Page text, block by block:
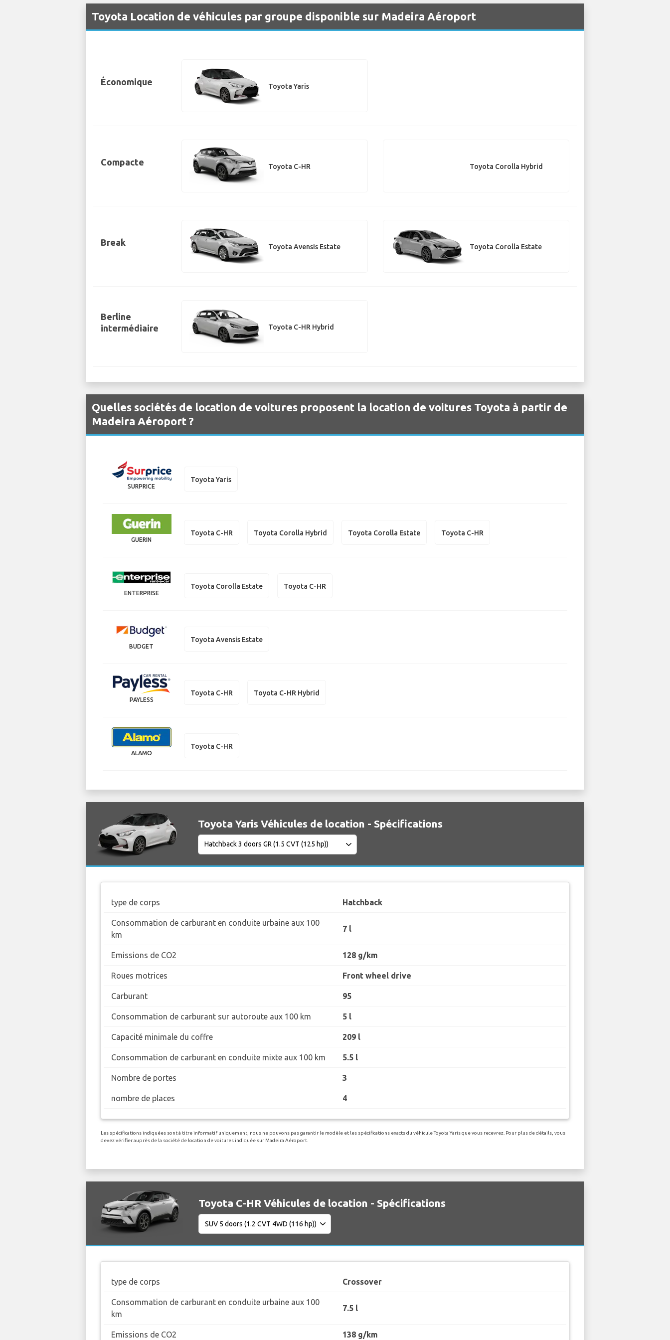
Toyota Location de véhicules par groupe disponible sur Madeira Aéroport
Économique Toyota Yaris
Compacte Toyota C-HR Toyota Corolla Hybrid
Break Toyota Avensis Estate Toyota Corolla Estate
Berline
intermédiaire
Toyota C-HR Hybrid
Quelles sociétés de location de voitures proposent la location de voitures Toyota à partir de
Madeira Aéroport ?
SURPRICE
Toyota Yaris
GUERIN
Toyota C-HR Toyota Corolla Hybrid Toyota Corolla Estate Toyota C-HR
ENTERPRISE
Toyota Corolla Estate Toyota C-HR
BUDGET
Toyota Avensis Estate
PAYLESS
Toyota C-HR Toyota C-HR Hybrid
ALAMO
Toyota C-HR
Toyota Yaris Véhicules de location - Spécifications
type de corps Hatchback
Consommation de carburant en conduite urbaine aux 100
km
7 l
Emissions de CO2 128 g/km
Roues motrices Front wheel drive
Carburant 95
Consommation de carburant sur autoroute aux 100 km 5 l
Capacité minimale du coffre 209 l
Consommation de carburant en conduite mixte aux 100 km 5.5 l
Nombre de portes 3
nombre de places 4
Les spécifications indiquées sont à titre informatif uniquement, nous ne pouvons pas garantir le modèle et les spécifications exacts du véhicule Toyota Yaris que vous recevrez. Pour plus de détails, vous
devez vérifier auprès de la société de location de voitures indiquée sur Madeira Aéroport.
Toyota C-HR Véhicules de location - Spécifications
type de corps Crossover
Consommation de carburant en conduite urbaine aux 100
km
7.5 l
Emissions de CO2 138 g/km